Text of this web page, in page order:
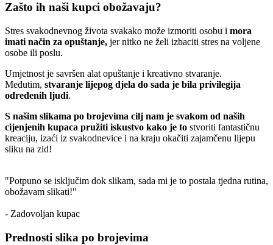
Zašto ih naši kupci obožavaju?
Stres svakodnevnog života svakako može izmoriti osobu i mora
imati način za opuštanje, jer nitko ne želi izbaciti stres na voljene
osobe ili poslu.
Umjetnost je savršen alat opuštanje i kreativno stvaranje.
Međutim, stvaranje lijepog djela do sada je bila privilegija
određenih ljudi.
S našim slikama po brojevima cilj nam je svakom od naših
cijenjenih kupaca pružiti iskustvo kako je to stvoriti fantastičnu
kreaciju, izaći iz svakodnevice i na kraju okačiti zajamčenu lijepu
sliku na zid!
"Potpuno se isključim dok slikam, sada mi je to postala tjedna rutina,
obožavam slikati!"
- Zadovoljan kupac
Prednosti slika po brojevima